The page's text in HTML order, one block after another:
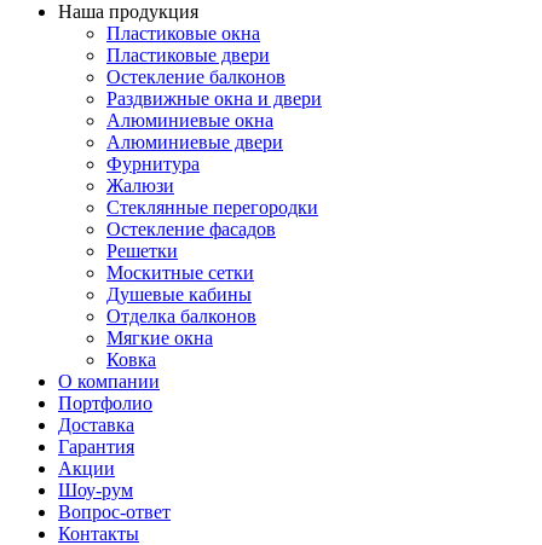
Наша продукция
Пластиковые окна
Пластиковые двери
Остекление балконов
Раздвижные окна и двери
Алюминиевые окна
Алюминиевые двери
Фурнитура
Жалюзи
Стеклянные перегородки
Остекление фасадов
Решетки
Москитные сетки
Душевые кабины
Отделка балконов
Мягкие окна
Ковка
О компании
Портфолио
Доставка
Гарантия
Акции
Шоу-рум
Вопрос-ответ
Контакты